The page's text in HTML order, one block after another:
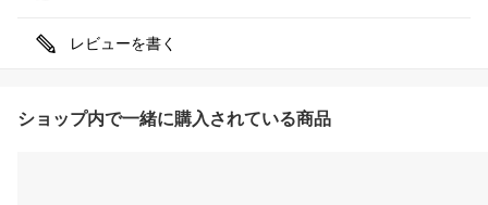
レビューを書く
ショップ内で一緒に購入されている商品